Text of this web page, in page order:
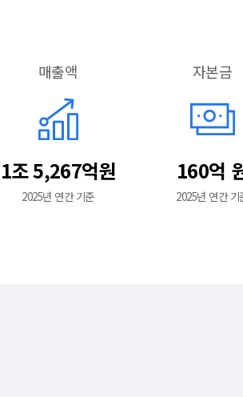
매출액
1조 5,267억원
2025년 연간 기준
자본금
160억
2025년 연간 기